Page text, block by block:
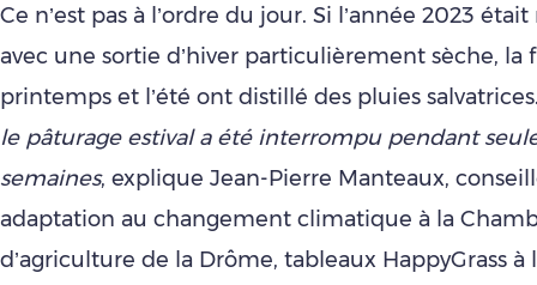
Ce n’est pas à l’ordre du jour. Si l’année 2023
avec une sortie d’hiver particulièrement sèche, la
printemps et l’été ont distillé des pluies
le pâturage estival a été interrompu pendant
semaines, explique Jean-Pierre Manteaux,
adaptation au changement climatique à la
d’agriculture de la Drôme, tableaux HappyGrass à